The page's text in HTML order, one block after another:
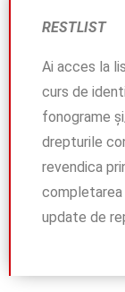
RESTLIST
Ai acces la
curs de
fonograme
drepturile
revendica
completarea
update de